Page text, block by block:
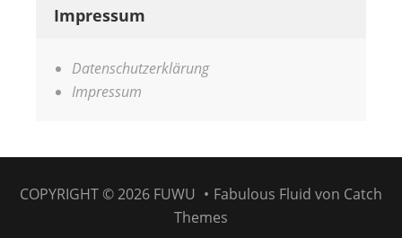
Impressum
Datenschutzerklärung
Impressum
COPYRIGHT © 2026 FUWU • Fabulous Fluid von Catch
Themes